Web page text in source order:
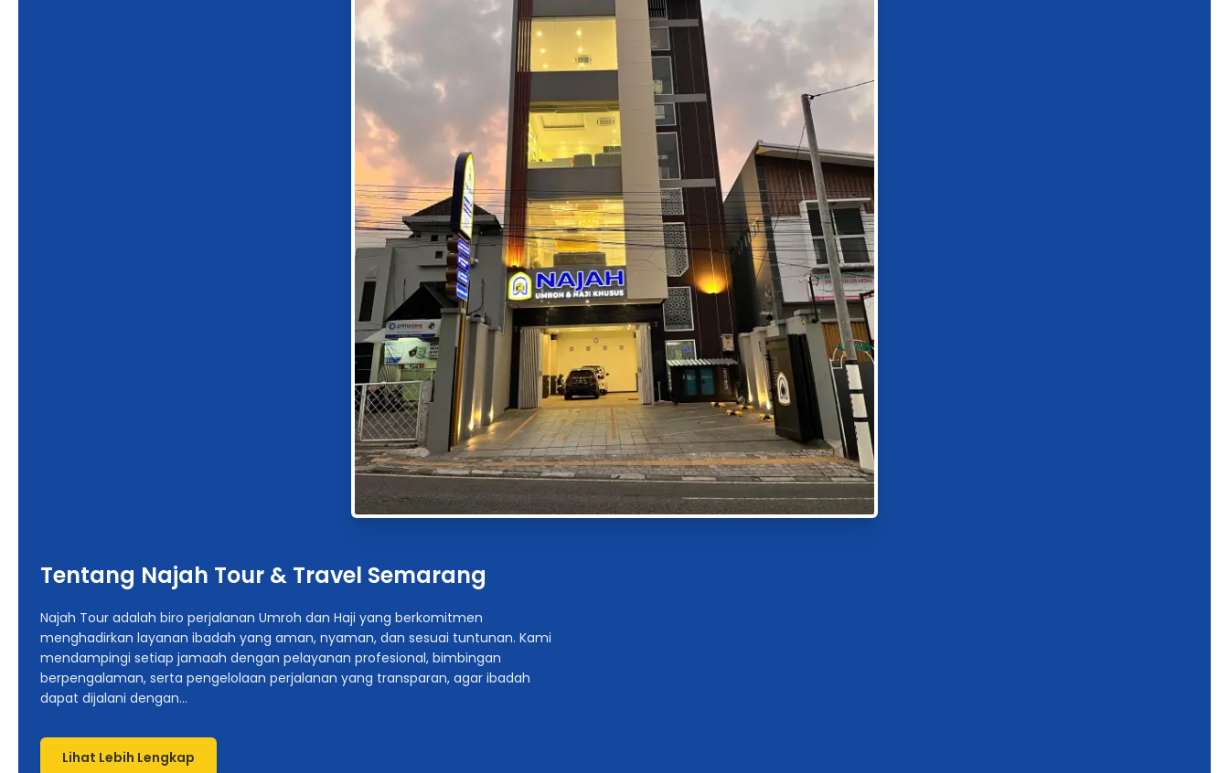
Tentang Najah Tour & Travel Semarang
Najah Tour adalah biro perjalanan Umroh dan Haji yang berkomitmen
menghadirkan layanan ibadah yang aman, nyaman, dan sesuai tuntunan. Kami
mendampingi setiap jamaah dengan pelayanan profesional, bimbingan
berpengalaman, serta pengelolaan perjalanan yang transparan, agar ibadah
dapat dijalani dengan...
Lihat Lebih Lengkap